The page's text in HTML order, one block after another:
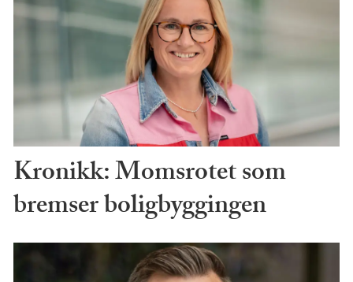
Kronikk: Momsrotet som
bremser boligbyggingen